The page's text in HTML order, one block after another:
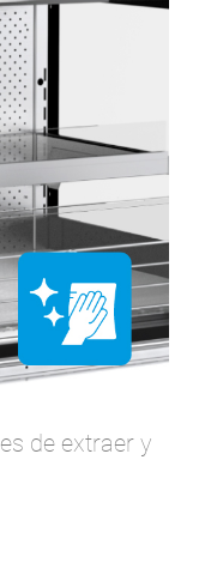
de extraer y